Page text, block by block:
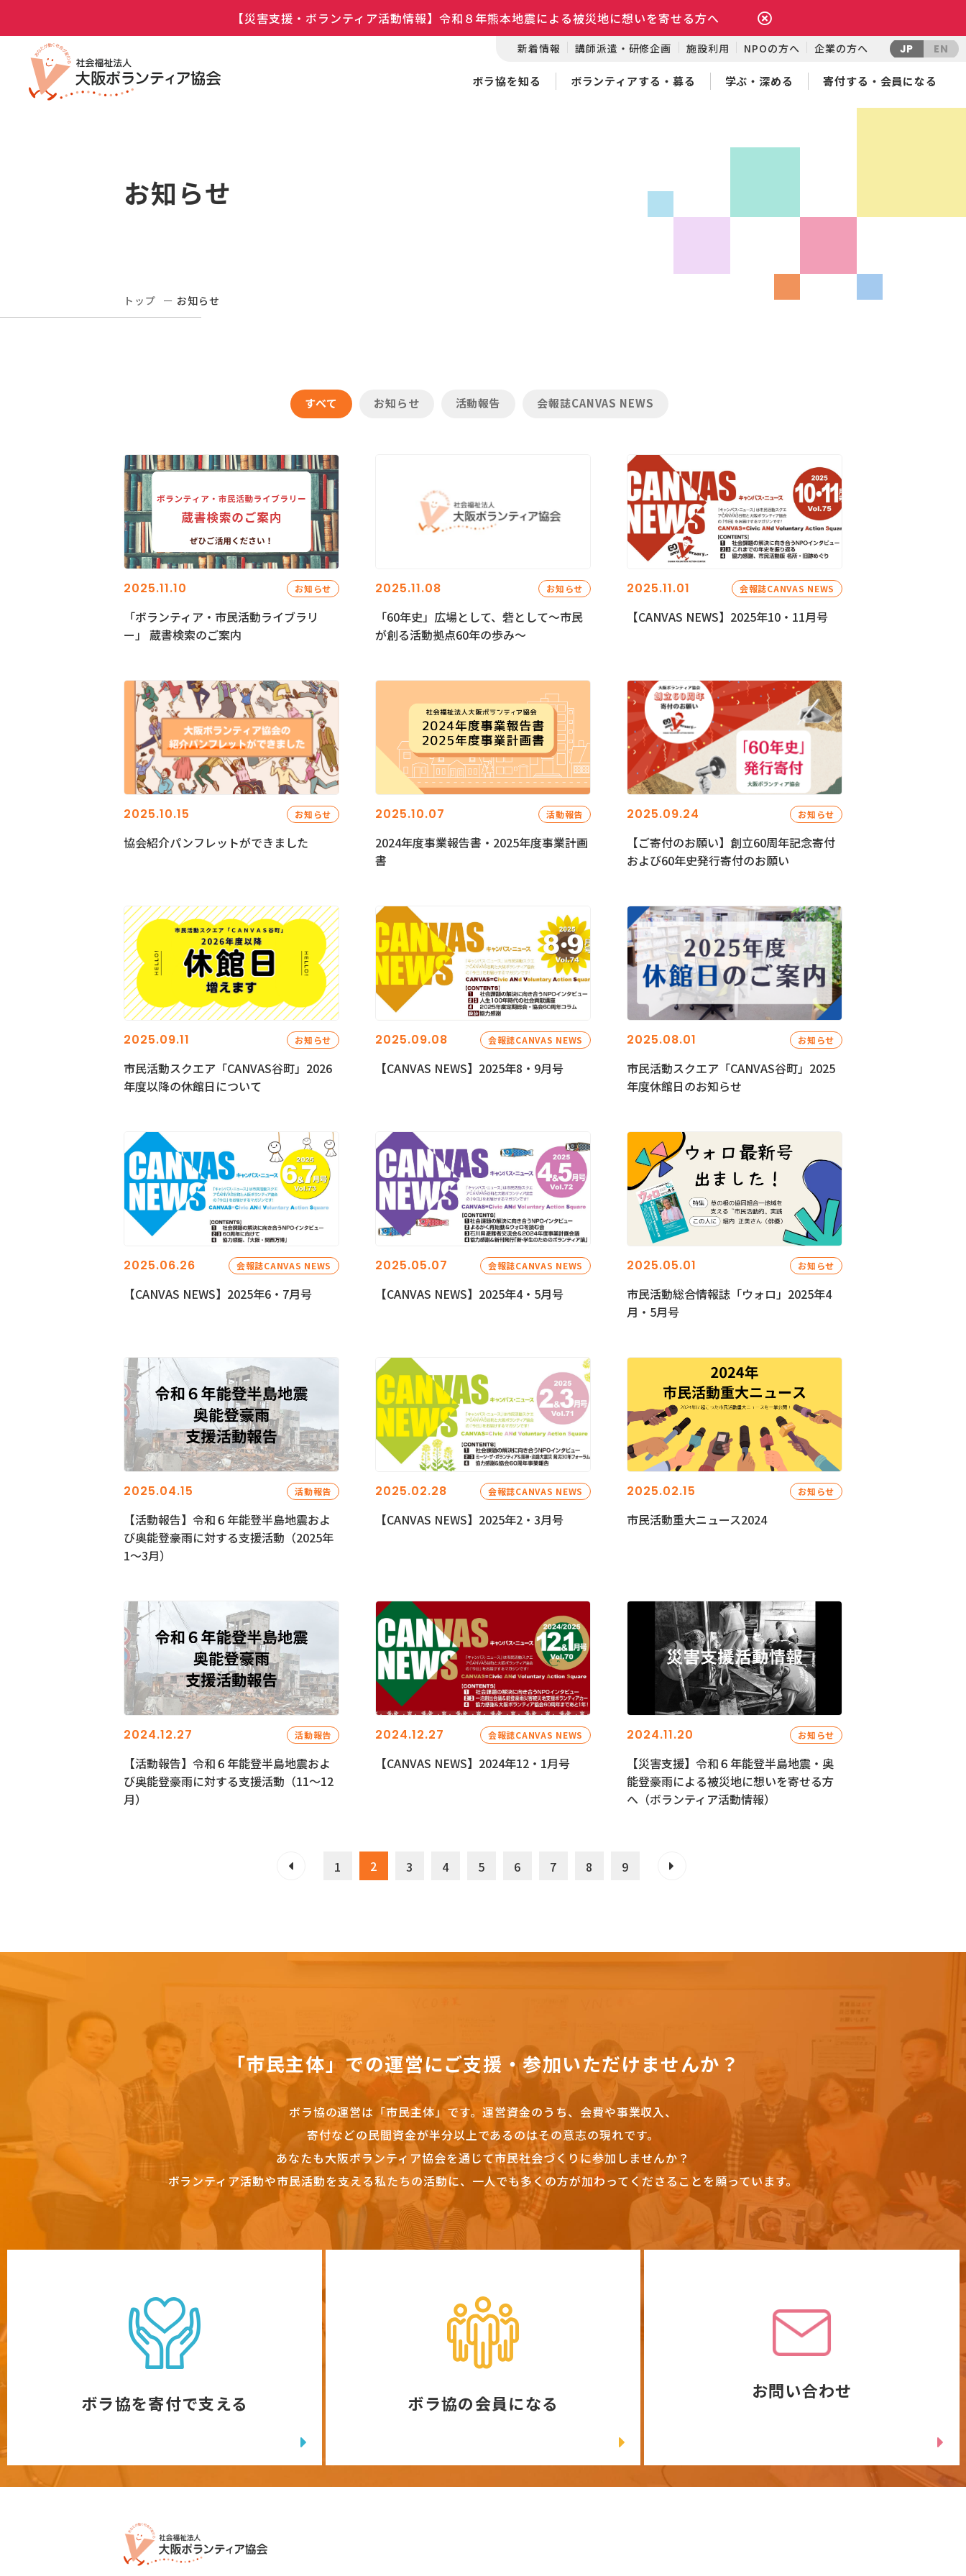
【災害支援・ボランティア活動情報】令和８年熊本地震による被災地に想いを寄せる方へ
新着情報 講師派遣・研修企画 施設利用 NPOの方へ 企業の方へ JP EN
ボラ協を知る ボランティアする・募る 学ぶ・深める 寄付する・会員になる
お知らせ
トップ お知らせ
すべて お知らせ 活動報告 会報誌CANVAS NEWS
2025.11.10 お知らせ
「ボランティア・市民活動ライブラリ
ー」 蔵書検索のご案内
2025.11.08 お知らせ
「60年史」広場として、砦として～市民
が創る活動拠点60年の歩み～
2025.11.01 会報誌CANVAS NEWS
【CANVAS NEWS】2025年10・11月号
2025.10.15 お知らせ
協会紹介パンフレットができました
2025.10.07 活動報告
2024年度事業報告書・2025年度事業計画
書
2025.09.24 お知らせ
【ご寄付のお願い】創立60周年記念寄付
および60年史発行寄付のお願い
2025.09.11 お知らせ
市民活動スクエア「CANVAS谷町」2026
年度以降の休館日について
2025.09.08 会報誌CANVAS NEWS
【CANVAS NEWS】2025年8・9月号
2025.08.01 お知らせ
市民活動スクエア「CANVAS谷町」2025
年度休館日のお知らせ
2025.06.26 会報誌CANVAS NEWS
【CANVAS NEWS】2025年6・7月号
2025.05.07 会報誌CANVAS NEWS
【CANVAS NEWS】2025年4・5月号
2025.05.01 お知らせ
市民活動総合情報誌「ウォロ」2025年4
月・5月号
2025.04.15 活動報告
【活動報告】令和６年能登半島地震およ
び奥能登豪雨に対する支援活動（2025年
1〜3月）
2025.02.28 会報誌CANVAS NEWS
【CANVAS NEWS】2025年2・3月号
2025.02.15 お知らせ
市民活動重大ニュース2024
2024.12.27 活動報告
【活動報告】令和６年能登半島地震およ
び奥能登豪雨に対する支援活動（11〜12
月）
2024.12.27 会報誌CANVAS NEWS
【CANVAS NEWS】2024年12・1月号
2024.11.20 お知らせ
【災害支援】令和６年能登半島地震・奥
能登豪雨による被災地に想いを寄せる方
へ（ボランティア活動情報）
1 2 3 4 5 6 7 8 9
「市民主体」での運営にご支援・参加いただけませんか？
ボラ協の運営は「市民主体」です。 運営資金のうち、会費や事業収入、
寄付などの民間資金が半分以上であるのはその意志の現れです。
あなたも大阪ボランティア協会を通じて市民社会づくりに参加しませんか？
ボランティア活動や市民活動を支える私たちの活動に、一人でも多くの方が加わってくださることを願っています。
ボラ協を寄付で支える ボラ協の会員になる
お問い合わせ